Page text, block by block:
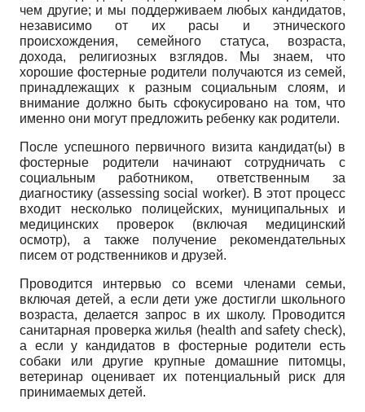
чем другие; и мы поддерживаем любых кандидатов,
независимо от их расы и этнического
происхождения, семейного статуса, возраста,
дохода, религиозных взглядов. Мы знаем, что
хорошие фостерные родители получаются из семей,
принадлежащих к разным социальным слоям, и
внимание должно быть сфокусировано на том, что
именно они могут предложить ребенку как родители.
После успешного первичного визита кандидат(ы) в
фостерные родители начинают сотрудничать с
социальным работником, ответственным за
диагностику (assessing social worker). В этот процесс
входит несколько полицейских, муниципальных и
медицинских проверок (включая медицинский
осмотр), а также получение рекомендательных
писем от родственников и друзей.
Проводится интервью со всеми членами семьи,
включая детей, а если дети уже достигли школьного
возраста, делается запрос в их школу. Проводится
санитарная проверка жилья (health and safety check),
а если у кандидатов в фостерные родители есть
собаки или другие крупные домашние питомцы,
ветеринар оценивает их потенциальный риск для
принимаемых детей.